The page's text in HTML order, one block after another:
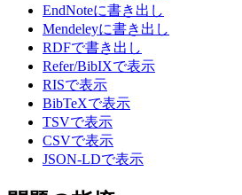
EndNoteに書き出し
Mendeleyに書き出し
RDFで書き出し
Refer/BibIXで表示
RISで表示
BibTeXで表示
TSVで表示
CSVで表示
JSON-LDで表示